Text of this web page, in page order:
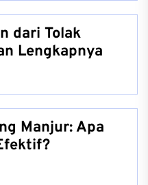
dari Tolak
Lengkapnya
Manjur: Apa